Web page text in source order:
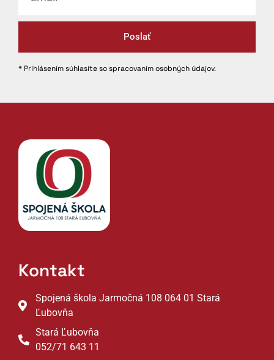
Poslať
* Prihlásením súhlasíte so spracovaním osobných údajov.
Kontakt
Spojená škola Jarmočná 108 064 01 Stará
Ľubovňa
Stará Ľubovňa
052/71 643 11